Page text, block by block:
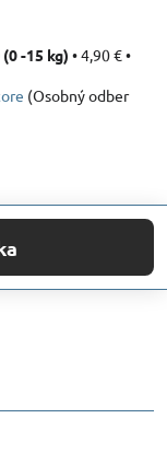
-15 kg) •4,90 €•
(Osobný odber